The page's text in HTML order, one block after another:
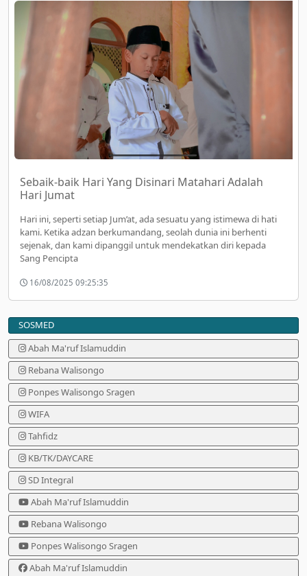
Sebaik‑baik Hari Yang Disinari Matahari Adalah
Hari Jumat
Hari ini, seperti setiap Jum’at, ada sesuatu yang istimewa di hati
kami. Ketika adzan berkumandang, seolah dunia ini berhenti
sejenak, dan kami dipanggil untuk mendekatkan diri kepada
Sang Pencipta
16/08/2025 09:25:35
SOSMED
Abah Ma'ruf Islamuddin
Rebana Walisongo
Ponpes Walisongo Sragen
WIFA
Tahfidz
KB/TK/DAYCARE
SD Integral
Abah Ma'ruf Islamuddin
Rebana Walisongo
Ponpes Walisongo Sragen
Abah Ma'ruf Islamuddin